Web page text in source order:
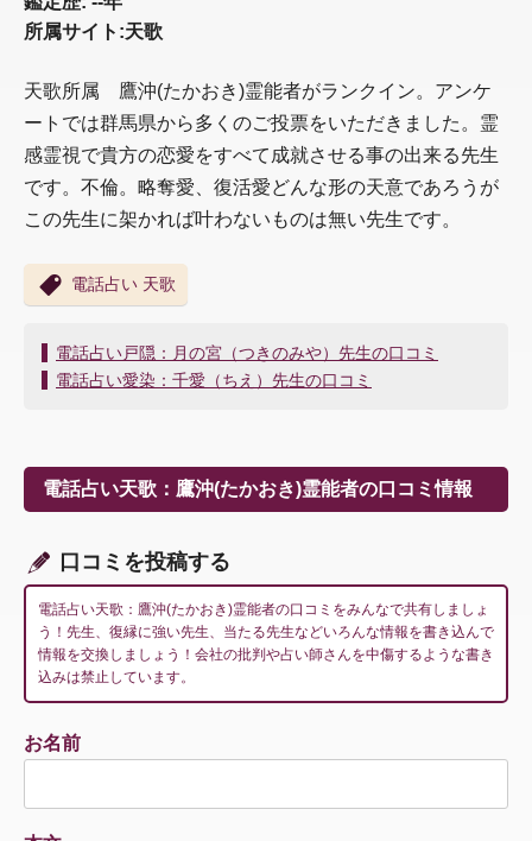
所属サイト:天歌
天歌所属 鷹沖(たかおき)霊能者がランクイン。アンケ
ートでは群馬県から多くのご投票をいただきました。霊
感霊視で貴方の恋愛をすべて成就させる事の出来る先生
です。不倫。略奪愛、復活愛どんな形の天意であろうが
この先生に架かれば叶わないものは無い先生です。
電話占い 天歌
投
稿
ー
シ
ン
電話占い戸隠：月の宮（つきのみや）先生の口コミ
電話占い愛染：千愛（ちえ）先生の口コミ
電話占い天歌：鷹沖(たかおき)霊能者の口コミ情報
口コミを投稿する
電話占い天歌：鷹沖(たかおき)霊能者の口コミをみんなで共有しましょ
う！先生、復縁に強い先生、当たる先生などいろんな情報を書き込んで
情報を交換しましょう！会社の批判や占い師さんを中傷するような書き
込みは禁止しています。
お名前